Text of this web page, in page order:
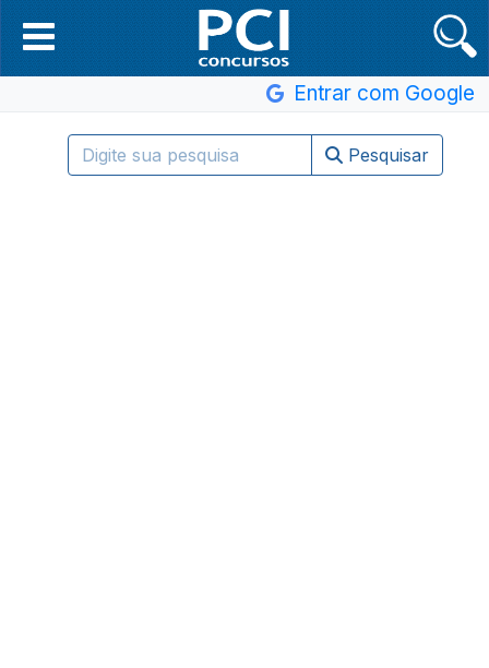
Entrar com Google
Pesquisar